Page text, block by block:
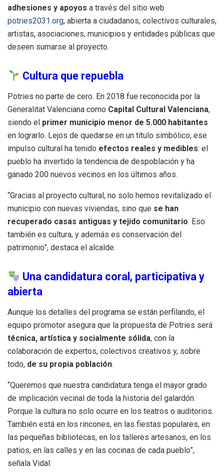
adhesiones y apoyos a través del sitio web
potries2031.org, abierta a ciudadanos, colectivos culturales,
artistas, asociaciones, municipios y entidades públicas que
deseen sumarse al proyecto.
Cultura que repuebla
Potries no parte de cero. En 2018 fue reconocida por la
Generalitat Valenciana como Capital Cultural Valenciana,
siendo el primer municipio menor de 5.000 habitantes
en lograrlo. Lejos de quedarse en un título simbólico, ese
impulso cultural ha tenido efectos reales y medibles: el
pueblo ha invertido la tendencia de despoblación y ha
ganado 200 nuevos vecinos en los últimos años.
“Gracias al proyecto cultural, no solo hemos revitalizado el
municipio con nuevas viviendas, sino que se han
recuperado casas antiguas y tejido comunitario. Eso
también es cultura, y además es conservación del
patrimonio”, destaca el alcalde.
Una candidatura coral, participativa y
abierta
Aunque los detalles del programa se están perfilando, el
equipo promotor asegura que la propuesta de Potries será
técnica, artística y socialmente sólida, con la
colaboración de expertos, colectivos creativos y, sobre
todo, de su propia población.
“Queremos que nuestra candidatura tenga el mayor grado
de implicación vecinal de toda la historia del galardón.
Porque la cultura no solo ocurre en los teatros o auditorios.
También está en los rincones, en las fiestas populares, en
las pequeñas bibliotecas, en los talleres artesanos, en los
patios, en las calles y en las cocinas de cada pueblo”,
señala Vidal.